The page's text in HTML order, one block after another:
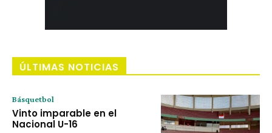
ÚLTIMAS NOTICIAS
Básquetbol
Vinto imparable en el
Nacional U-16